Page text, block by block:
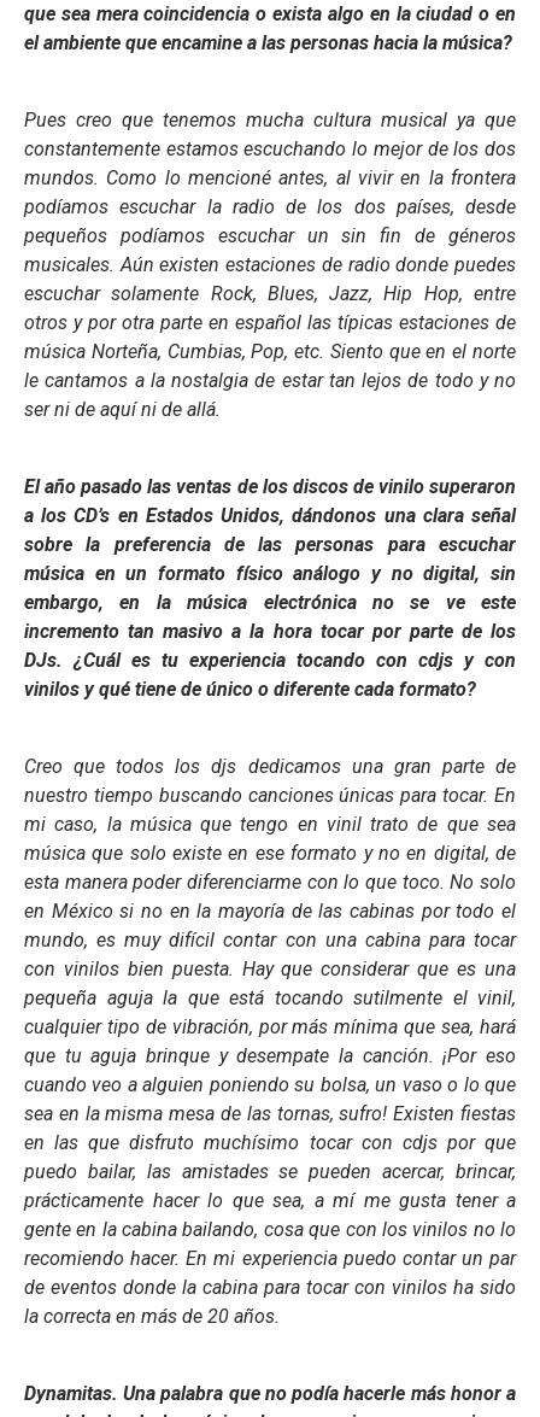
que sea mera coincidencia o exista algo en la ciudad o en
el ambiente que encamine a las personas hacia la música?
Pues creo que tenemos mucha cultura musical ya que
constantemente estamos escuchando lo mejor de los dos
mundos. Como lo mencioné antes, al vivir en la frontera
podíamos escuchar la radio de los dos países, desde
pequeños podíamos escuchar un sin fin de géneros
musicales. Aún existen estaciones de radio donde puedes
escuchar solamente Rock, Blues, Jazz, Hip Hop, entre
otros y por otra parte en español las típicas estaciones de
música Norteña, Cumbias, Pop, etc. Siento que en el norte
le cantamos a la nostalgia de estar tan lejos de todo y no
ser ni de aquí ni de allá.
El año pasado las ventas de los discos de vinilo superaron
a los CD’s en Estados Unidos, dándonos una clara señal
sobre la preferencia de las personas para escuchar
música en un formato físico análogo y no digital, sin
embargo, en la música electrónica no se ve este
incremento tan masivo a la hora tocar por parte de los
DJs. ¿Cuál es tu experiencia tocando con cdjs y con
vinilos y qué tiene de único o diferente cada formato?
Creo que todos los djs dedicamos una gran parte de
nuestro tiempo buscando canciones únicas para tocar. En
mi caso, la música que tengo en vinil trato de que sea
música que solo existe en ese formato y no en digital, de
esta manera poder diferenciarme con lo que toco. No solo
en México si no en la mayoría de las cabinas por todo el
mundo, es muy difícil contar con una cabina para tocar
con vinilos bien puesta. Hay que considerar que es una
pequeña aguja la que está tocando sutilmente el vinil,
cualquier tipo de vibración, por más mínima que sea, hará
que tu aguja brinque y desempate la canción. ¡Por eso
cuando veo a alguien poniendo su bolsa, un vaso o lo que
sea en la misma mesa de las tornas, sufro! Existen fiestas
en las que disfruto muchísimo tocar con cdjs por que
puedo bailar, las amistades se pueden acercar, brincar,
prácticamente hacer lo que sea, a mí me gusta tener a
gente en la cabina bailando, cosa que con los vinilos no lo
recomiendo hacer. En mi experiencia puedo contar un par
de eventos donde la cabina para tocar con vinilos ha sido
la correcta en más de 20 años.
Dynamitas. Una palabra que no podía hacerle más honor a